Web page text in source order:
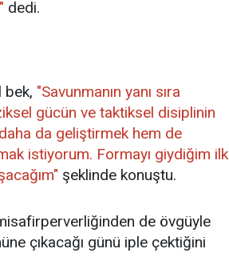
dedi.
bek, "Savunmanın yanı sıra
gücün ve taktiksel disiplinin
da geliştirmek hem de
istiyorum. Formayı giydiğim ilk
şeklinde konuştu.
de övgüyle
çıkacağı günü iple çektiğini